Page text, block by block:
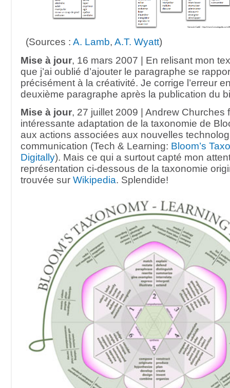
(Sources : A. Lamb, A.T. Wyatt)
Mise à jour, 16 mars 2007 | En relisant mon
que j’ai oublié d’ajouter le paragraphe se
précisément à la créativité. Je corrige l’erreur
deuxième paragraphe après la publication du
Mise à jour, 27 juillet 2009 | Andrew Churches
intéressante adaptation de la taxonomie de
aux actions associées aux nouvelles
communication (Tech & Learning: Bloom’s
Digitally). Mais ce qui a surtout capté mon
représentation ci-dessous de la taxonomie
trouvée sur Wikipedia. Splendide!